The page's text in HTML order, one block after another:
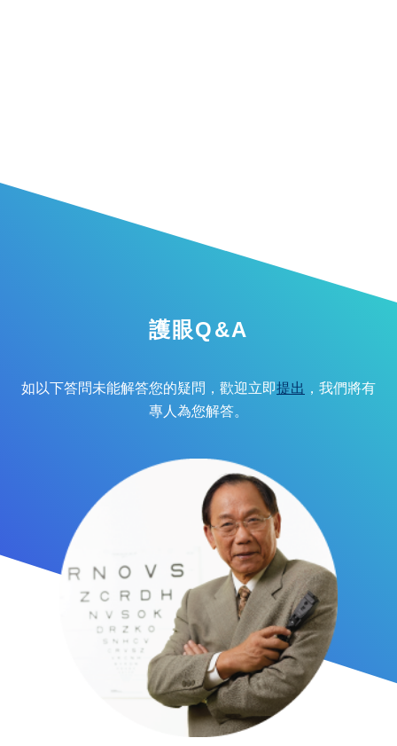
護眼Q&A
如以下答問未能解答您的疑問，歡迎立即提出 ，我們將有
專人為您解答。